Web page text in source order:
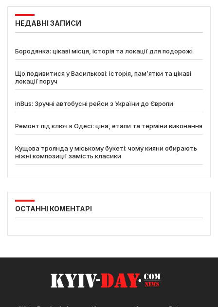
НЕДАВНІ ЗАПИСИ
Бородянка: цікаві місця, історія та локації для подорожі
Що подивитися у Василькові: історія, пам’ятки та цікаві
локації поруч
inBus: Зручні автобусні рейси з України до Європи
Ремонт під ключ в Одесі: ціна, етапи та терміни виконання
Кущова троянда у міському букеті: чому кияни обирають
ніжні композиції замість класики
ОСТАННІ КОМЕНТАРІ